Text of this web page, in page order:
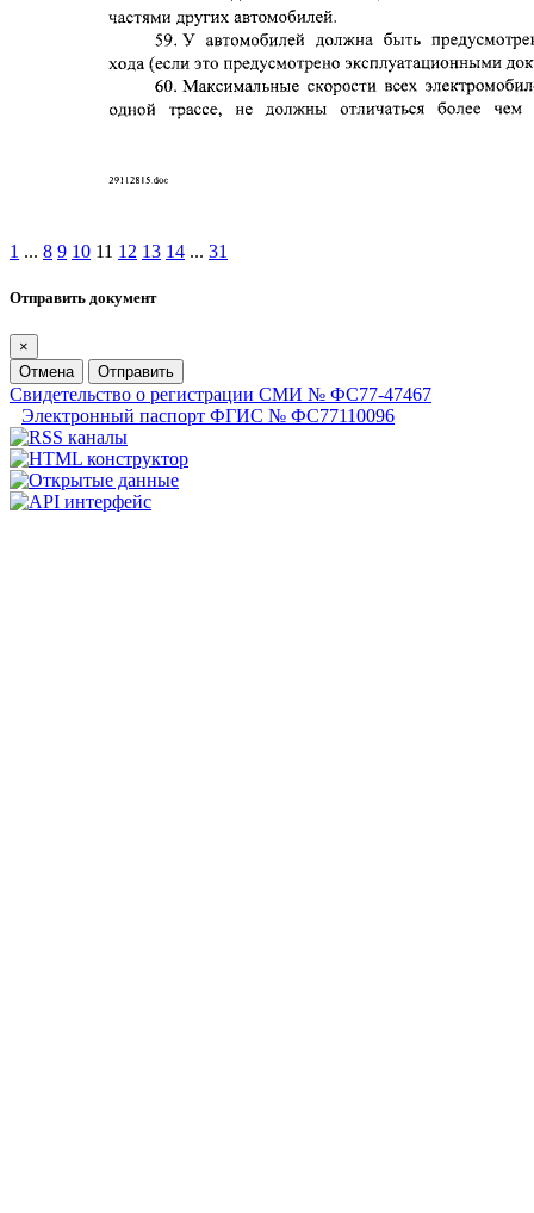
1 ... 8 9 10 11 12 13 14 ... 31
Отправить документ
×
Отмена
Отправить
Свидетельство о регистрации СМИ № ФС77-47467
Электронный паспорт ФГИС № ФС77110096